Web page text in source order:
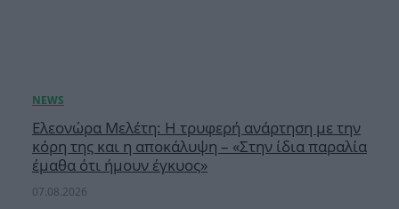
Ελεονώρα Μελέτη: Η τρυφερή ανάρτηση με την
κόρη της και η αποκάλυψη – «Στην ίδια παραλία
έμαθα ότι ήμουν έγκυος»
07.08.2026